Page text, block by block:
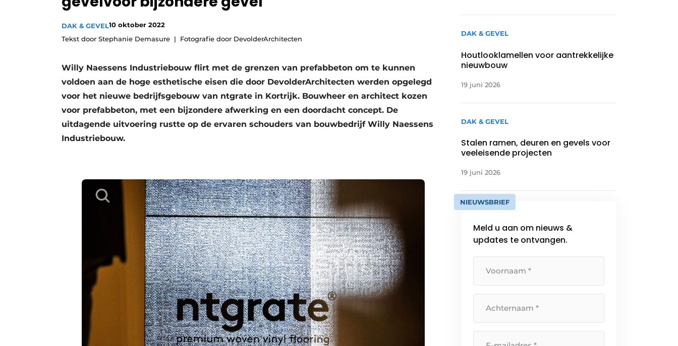
Vacature aanmelden
Vacatures
Video’s
Aanmelden
Bedrijven
Bedrijven
Contact
DAK & GEVEL10 oktober 2022
Tekst door Stephanie Demasure
Fotografie door DevolderArchitecten
Willy Naessens Industriebouw flirt met de grenzen van prefabbeton om te kunnen
voldoen aan de hoge esthetische eisen die door DevolderArchitecten werden opgelegd
voor het nieuwe bedrijfsgebouw van ntgrate in Kortrijk. Bouwheer en architect kozen
voor prefabbeton, met een bijzondere afwerking en een doordacht concept. De
uitdagende uitvoering rustte op de ervaren schouders van bouwbedrijf Willy Naessens
Industriebouw.
DAK & GEVEL
Houtlooklamellen voor aantrekkelijke
nieuwbouw
19 juni 2026
DAK & GEVEL
Stalen ramen, deuren en gevels voor
veeleisende projecten
19 juni 2026
NIEUWSBRIEF
Meld u aan om nieuws &
updates te ontvangen.